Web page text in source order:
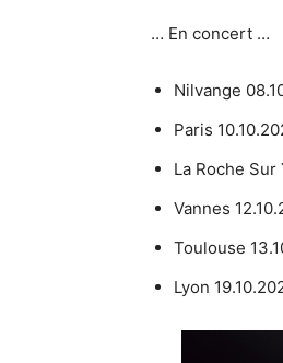
… En concert …
Nilvange
Paris
La Roche Sur
Vannes
Toulouse
Lyon